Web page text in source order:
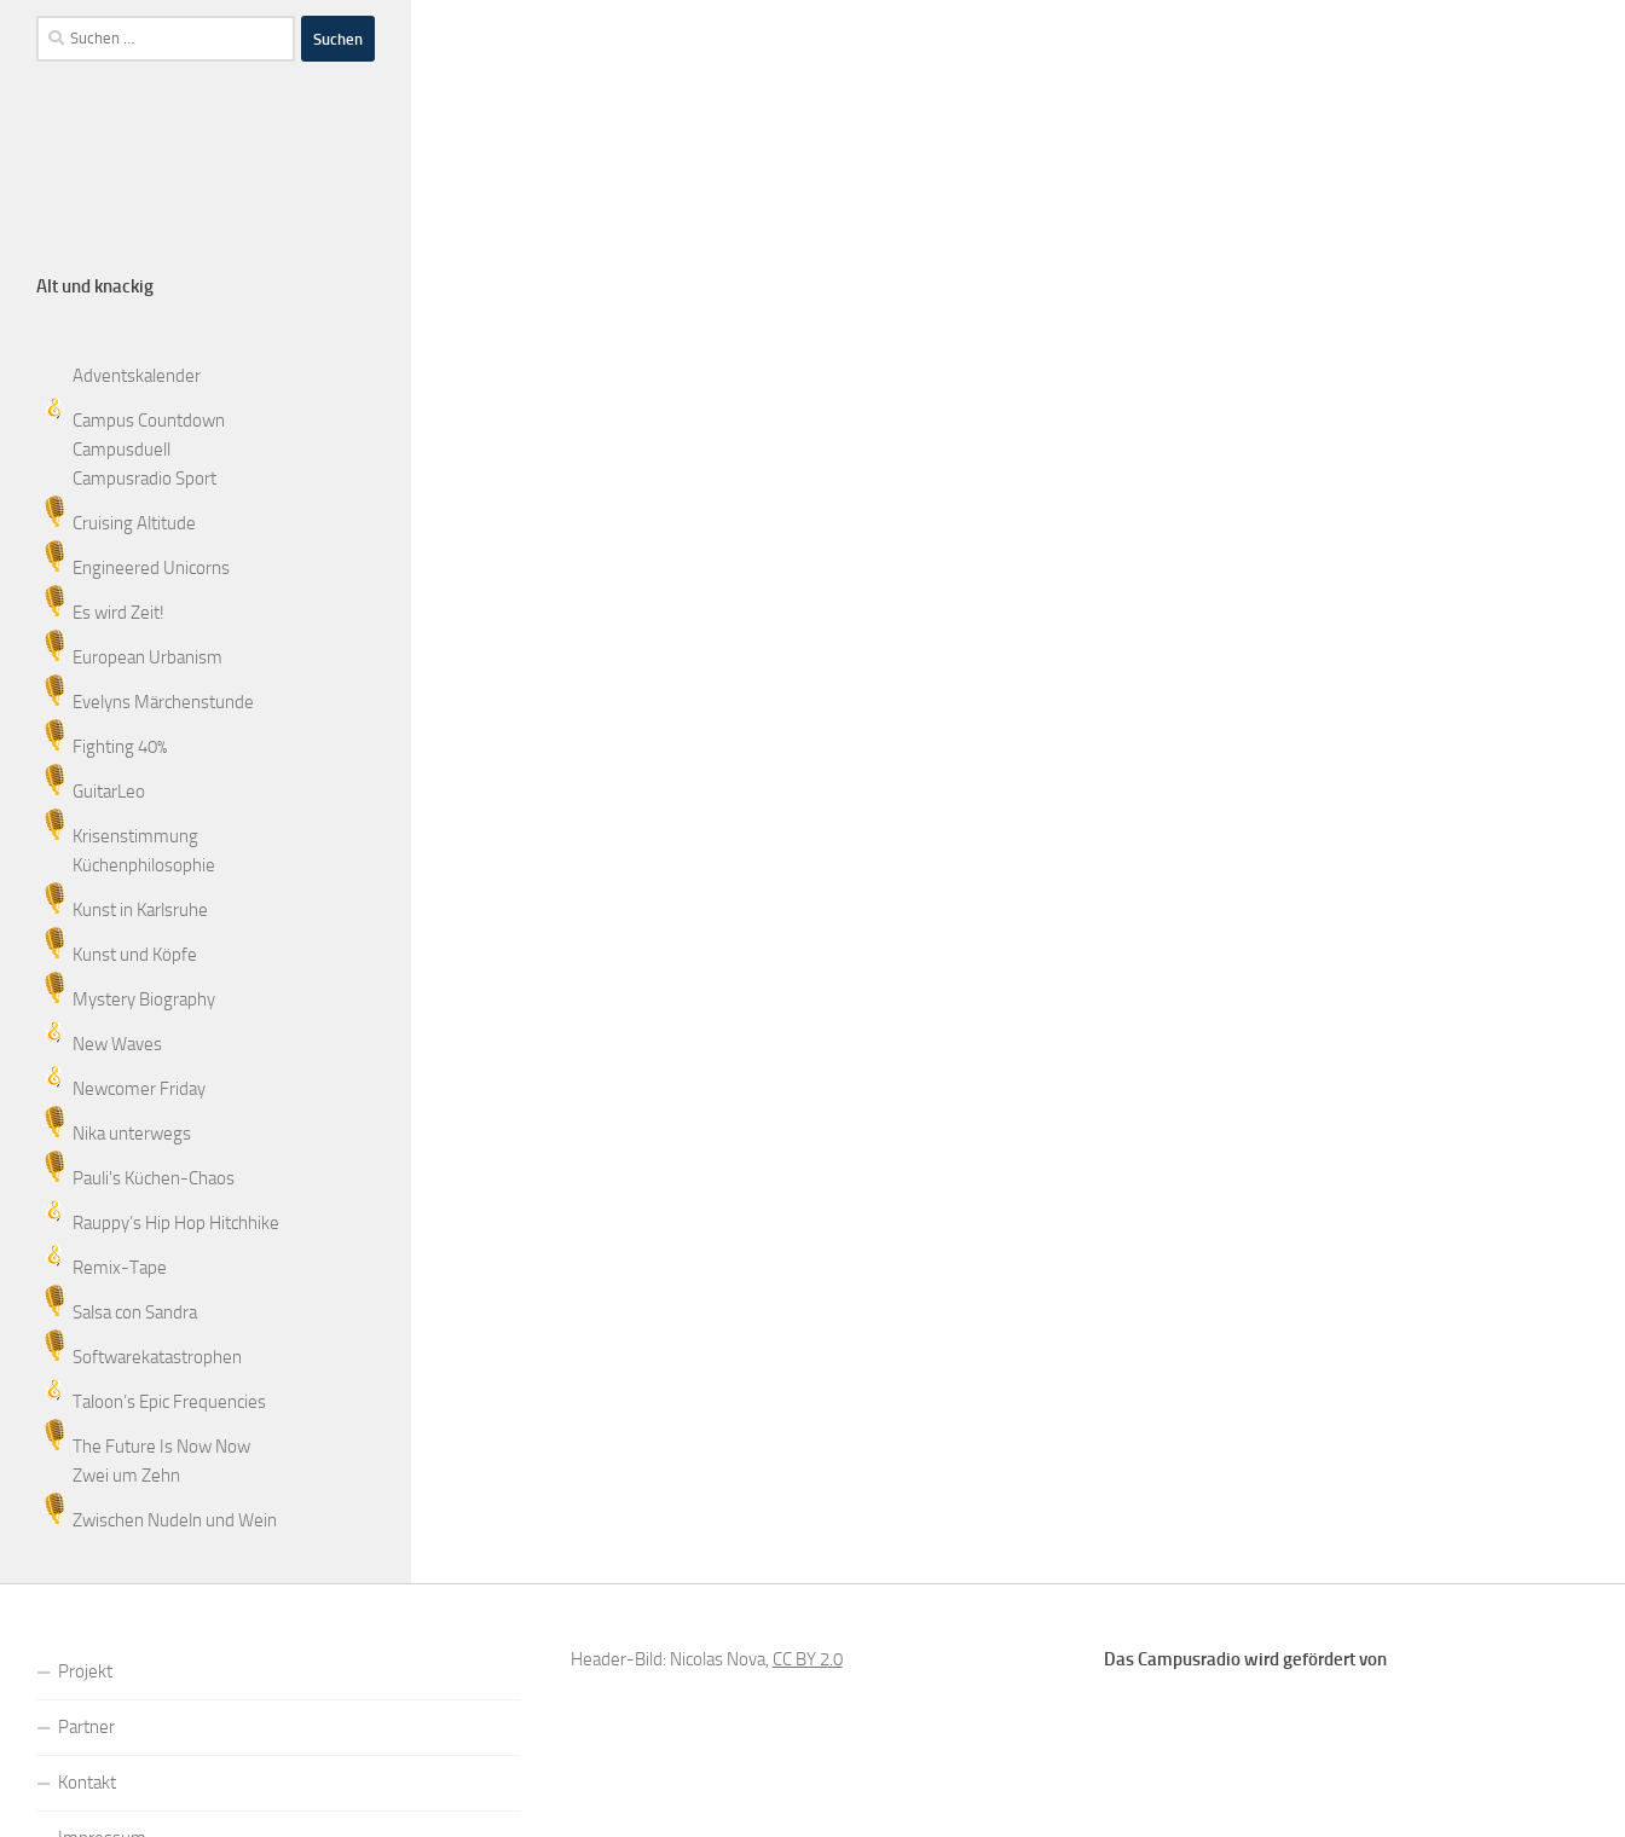
Alt und knackig
Adventskalender
Campus Countdown
Campusduell
Campusradio Sport
Cruising Altitude
Engineered Unicorns
Es wird Zeit!
European Urbanism
Evelyns Märchenstunde
Fighting 40%
GuitarLeo
Krisenstimmung
Küchenphilosophie
Kunst in Karlsruhe
Kunst und Köpfe
Mystery Biography
New Waves
Newcomer Friday
Nika unterwegs
Pauli's Küchen-Chaos
Rauppy’s Hip Hop Hitchhike
Remix-Tape
Salsa con Sandra
Softwarekatastrophen
Taloon’s Epic Frequencies
The Future Is Now Now
Zwei um Zehn
Zwischen Nudeln und Wein
Projekt
Partner
Kontakt
Header-Bild: Nicolas Nova, CC BY 2.0 Das Campusradio wird gefördert von